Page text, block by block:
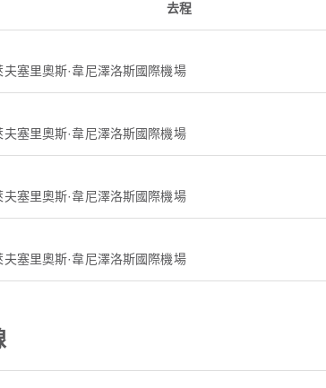
去程
夫塞里奧斯·韋尼澤洛斯國際機場
夫塞里奧斯·韋尼澤洛斯國際機場
夫塞里奧斯·韋尼澤洛斯國際機場
夫塞里奧斯·韋尼澤洛斯國際機場